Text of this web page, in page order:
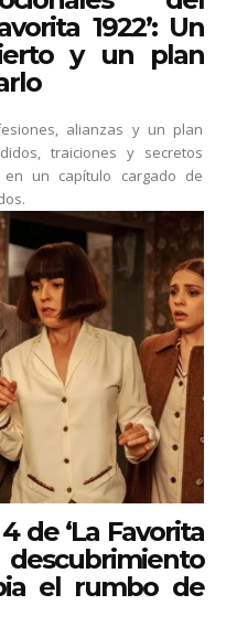
1922’: Un
y un plan
alianzas y un plan
traiciones y secretos
en un capítulo cargado de
de ‘La Favorita
el rumbo de